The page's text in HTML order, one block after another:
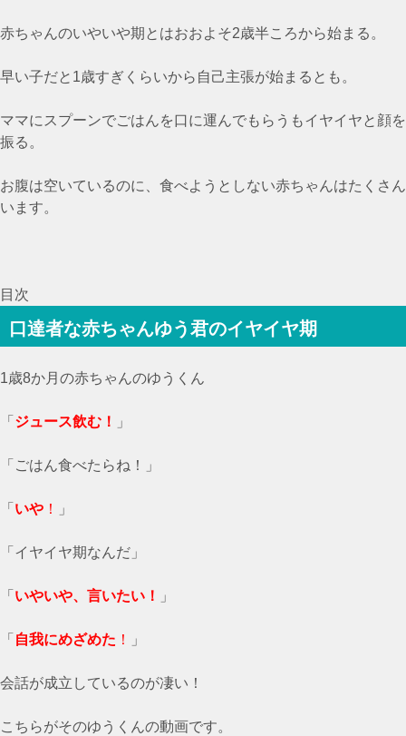
赤ちゃんのいやいや期とはおおよそ2歳半ころから始まる。
早い子だと1歳すぎくらいから自己主張が始まるとも。
ママにスプーンでごはんを口に運んでもらうもイヤイヤと顔を
振る。
お腹は空いているのに、食べようとしない赤ちゃんはたくさん
います。
目次
口達者な赤ちゃんゆう君のイヤイヤ期
1歳8か月の赤ちゃんのゆうくん
「 ジュース飲む ！ 」
「ごはん食べたらね！」
「 いや ！ 」
「イヤイヤ期なんだ」
「 いやいや、言いたい ！ 」
「 自我にめざめた ！ 」
会話が成立しているのが凄い！
こちらがそのゆうくんの動画です。